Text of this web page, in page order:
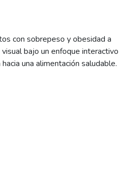
con sobrepeso y obesidad a
bajo un enfoque interactivo
una alimentación saludable.